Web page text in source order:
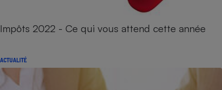
Impôts 2022 - Ce qui vous attend cette année
ACTUALITÉ